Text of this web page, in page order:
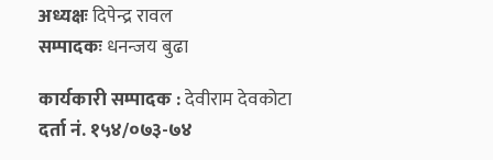
अध्यक्षःदिपेन्द्र रावल
सम्पादकःधनन्‍जय बुढा
कार्यकारी सम्पादक :देवीराम देवकोटा
दर्ता नं. १५४/०७३-७४